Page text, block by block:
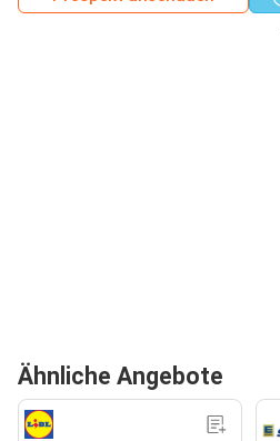
Ähnliche Angebote